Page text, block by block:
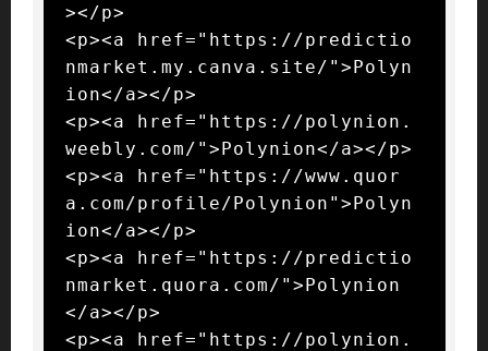
></p>
<p><a href="https://predictio
nmarket.my.canva.site/">Polyn
ion</a></p>
<p><a href="https://polynion.
weebly.com/">Polynion</a></p>
<p><a href="https://www.quor
a.com/profile/Polynion">Polyn
ion</a></p>
<p><a href="https://predictio
nmarket.quora.com/">Polynion
</a></p>
<p><a href="https://polynion.